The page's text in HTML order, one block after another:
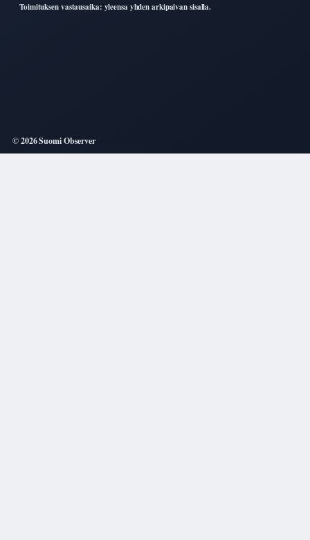
Toimituksen vastausaika: yleensa yhden arkipaivan sisalla.
© 2026 Suomi Observer